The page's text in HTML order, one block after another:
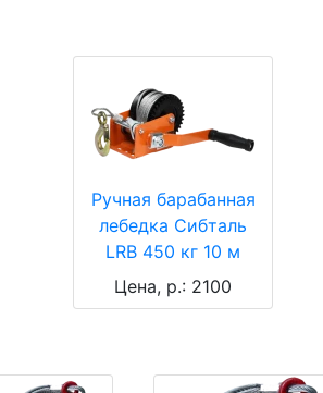
Ручная барабанная
лебедка Сибталь
LRB 450 кг 10 м
Цена, р.: 2100